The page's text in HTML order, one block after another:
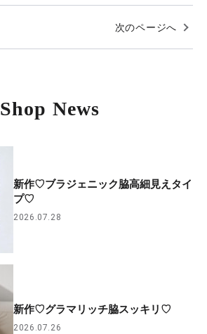
次のページへ
Shop News
新作♡ブラジェニック脇高細見えタイ
プ♡
2026.07.28
新作♡グラマリッチ脇スッキリ♡
2026.07.26